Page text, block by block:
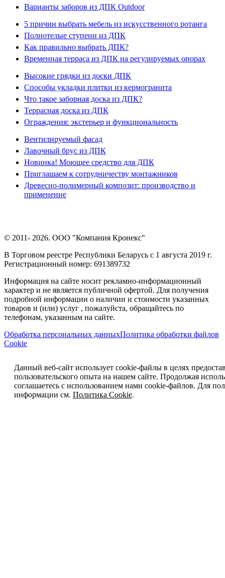
Варианты заборов из ДПК Outdoor
5 причин выбрать мебель из искусственного ротанга
Полнотелые ступени из ДПК
Как правильно выбрать ДПК?
Временная терраса из ДПК на регулируемых опорах
Высокие грядки из доски ДПК
Способы укладки плитки из кермогранита
Что такое заборная доска из ДПК?
Террасная доска из ДПК
Ограждения: экстерьер и функциональность
Вентилируемый фасад
Лавочный брус из ДПК
Новинка! Моющее средство для ДПК
Приглашаем к сотрудничеству монтажников
Древесно-полимерный композит: производство и
применение
© 2011- 2026. ООО "Компания Кронекс"
В Торговом реестре Республики Беларусь с 1 августа 2019 г.
Регистрационный номер: 691389732
Информация на сайте носит рекламно-информационный
характер и не является публичной офертой. Для получения
подробной информации о наличии и стоимости указанных
товаров и (или) услуг , пожалуйста, обращайтесь по
телефонам, указанным на сайте.
Обработка персональных данныхПолитика обработки файлов
Cookie
Данный веб-сайт использует cookie-файлы в целях
пользовательского опыта на нашем сайте. Продолжая
соглашаетесь с использованием нами cookie-файлов. Для
информации см. Политика Cookie.